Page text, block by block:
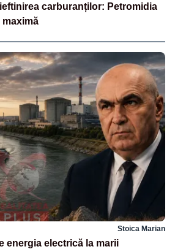
carburanților: Petromidia
maximă
Stoica Marian
energia electrică la marii